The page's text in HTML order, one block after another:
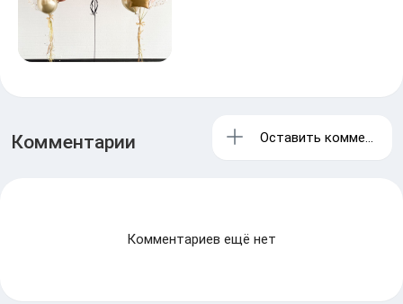
Комментарии Оставить
Комментариев ещё нет